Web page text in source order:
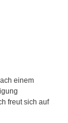
einem
freut sich auf